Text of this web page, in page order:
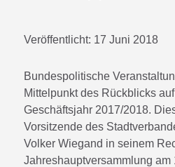
Veröffentlicht: 17 Juni 2018
Bundespolitische
Mittelpunkt des Rückblicks
Geschäftsjahr 2017/2018.
Vorsitzende des
Volker Wiegand in seinem
Jahreshauptversammlung am